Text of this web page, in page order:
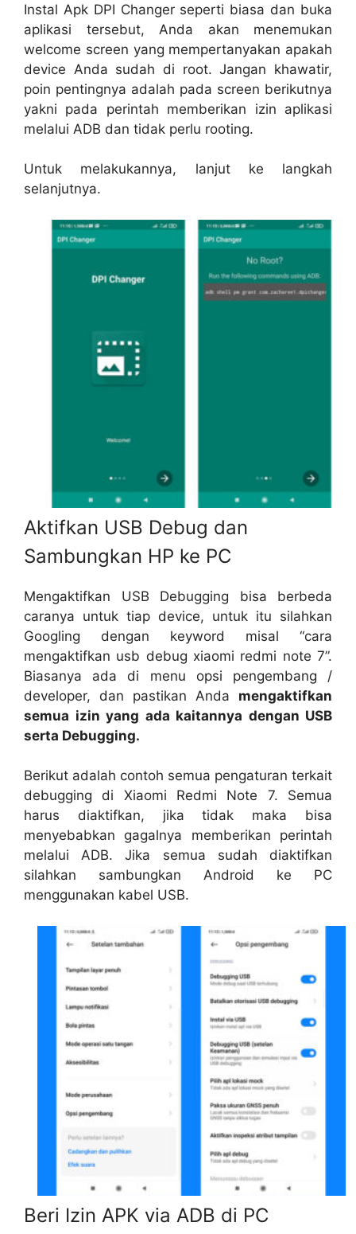
Instal Apk DPI Changer seperti biasa dan buka
aplikasi tersebut, Anda akan menemukan
welcome screen yang mempertanyakan apakah
device Anda sudah di root. Jangan khawatir,
poin pentingnya adalah pada screen berikutnya
yakni pada perintah memberikan izin aplikasi
melalui ADB dan tidak perlu rooting.
Untuk melakukannya, lanjut ke langkah
selanjutnya.
Aktifkan USB Debug dan
Sambungkan HP ke PC
Mengaktifkan USB Debugging bisa berbeda
caranya untuk tiap device, untuk itu silahkan
Googling dengan keyword misal “cara
mengaktifkan usb debug xiaomi redmi note 7”.
Biasanya ada di menu opsi pengembang /
developer, dan pastikan Anda mengaktifkan
semua izin yang ada kaitannya dengan USB
serta Debugging.
Berikut adalah contoh semua pengaturan terkait
debugging di Xiaomi Redmi Note 7. Semua
harus diaktifkan, jika tidak maka bisa
menyebabkan gagalnya memberikan perintah
melalui ADB. Jika semua sudah diaktifkan
silahkan sambungkan Android ke PC
menggunakan kabel USB.
Beri Izin APK via ADB di PC